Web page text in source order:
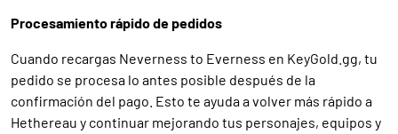
Procesamiento rápido de pedidos
Cuando recargas Neverness to Everness en KeyGold.gg, tu
pedido se procesa lo antes posible después de la
confirmación del pago. Esto te ayuda a volver más rápido a
Hethereau y continuar mejorando tus personajes, equipos y